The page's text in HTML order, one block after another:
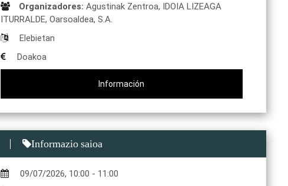
Organizadores: Agustinak Zentroa, IDOIA LIZEAGA
ITURRALDE, Oarsoaldea, S.A.
Elebietan
Doakoa
Información
Informazio saioa
09/07/2026, 10:00 - 11:00